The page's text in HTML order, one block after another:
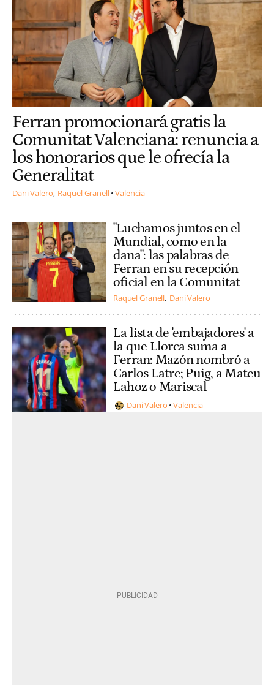
Ferran promocionará gratis la
Comunitat Valenciana: renuncia a
los honorarios que le ofrecía la
Generalitat
Dani Valero Raquel Granell Valencia
"Luchamos juntos en el
Mundial, como en la
dana": las palabras de
Ferran en su recepción
oficial en la Comunitat
Raquel Granell Dani Valero
La lista de 'embajadores' a
la que Llorca suma a
Ferran: Mazón nombró a
Carlos Latre; Puig, a Mateu
Lahoz o Mariscal
Dani Valero Valencia